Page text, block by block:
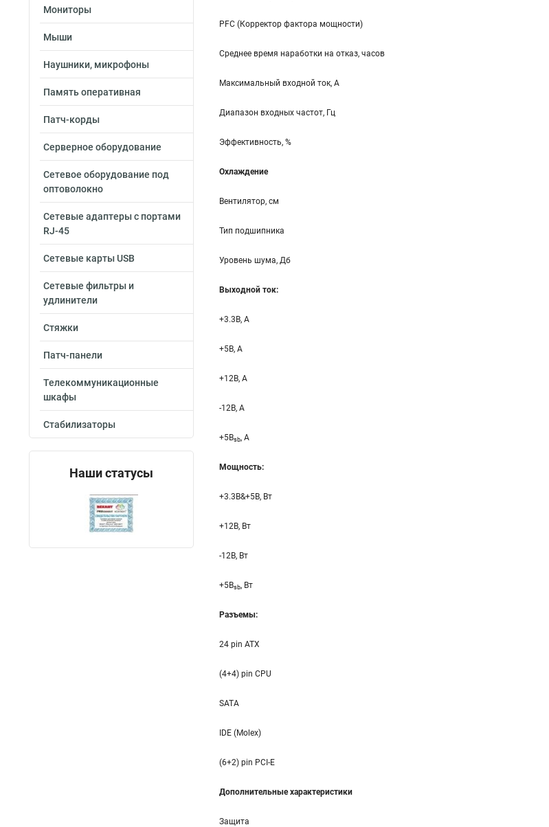
Мониторы
Мыши
Наушники, микрофоны
Память оперативная
Патч-корды
Серверное оборудование
Сетевое оборудование под
оптоволокно
Сетевые адаптеры с портами
RJ-45
Сетевые карты USB
Сетевые фильтры и
удлинители
Стяжки
Патч-панели
Телекоммуникационные
шкафы
Стабилизаторы
Наши статусы
PFC (Корректор фактора мощности)
Среднее время наработки на отказ, часов
Максимальный входной ток, А
Диапазон входных частот, Гц
Эффективность, %
Охлаждение
Вентилятор, см
Тип подшипника
Уровень шума, Дб
Выходной ток:
+3.3B, А
+5B, А
+12B, A
-12B, A
+5Bsb, A
Мощность:
+3.3B&+5B, Вт
+12B, Вт
-12B, Вт
+5Bsb, Вт
Разъемы:
24 pin ATX
(4+4) pin CPU
SATA
IDE (Molex)
(6+2) pin PCI-E
Дополнительные характеристики
Защита